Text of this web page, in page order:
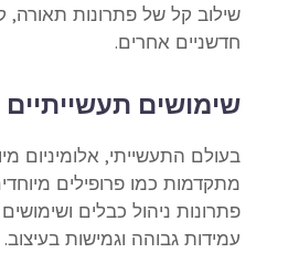
שילוב קל של פתרונות תאורה,
חדשניים אחרים.
שימושים תעשייתיים
בעולם התעשייתי, אלומיניום
מתקדמות כמו פרופילים
פתרונות ניהול כבלים
עמידות גבוהה וגמישות בעיצוב.